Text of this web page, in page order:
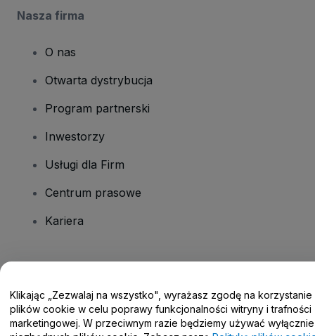
Nasza firma
O nas
Otwarta dystrybucja
Program partnerski
Inwestorzy
Usługi dla Firm
Centrum prasowe
Kariera
Centrum pomocy / Skontaktuj się z nami
Klikając „Zezwalaj na wszystko", wyrażasz zgodę na korzystanie
plików cookie w celu poprawy funkcjonalności witryny i trafności
marketingowej. W przeciwnym razie będziemy używać wyłącznie